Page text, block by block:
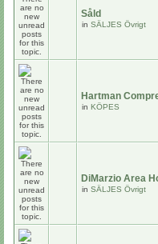
Såld
in SÄLJES Övrigt
Hartman
in KÖPES
DiMarzio Area
in SÄLJES Övrigt